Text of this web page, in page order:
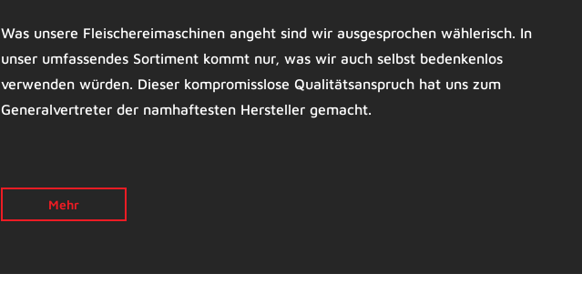
Was unsere Fleischereimaschinen angeht sind wir ausgesprochen wählerisch. In
unser umfassendes Sortiment kommt nur, was wir auch selbst bedenkenlos
verwenden würden. Dieser kompromisslose Qualitätsanspruch hat uns zum
Generalvertreter der namhaftesten Hersteller gemacht.
Mehr